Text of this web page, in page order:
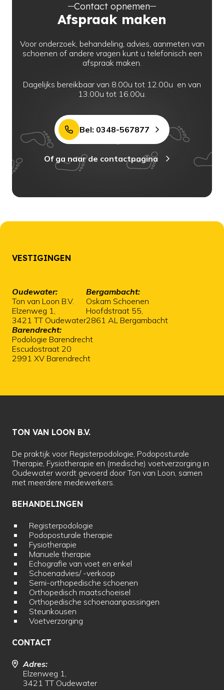
Afspraak maken
Contact opnemen
Voor onderzoek, behandeling, advies, aanmeten van
schoenen of andere vragen kunt u telefonisch een
afspraak maken.
Dagelijks bereikbaar van 8.00u tot 12.00u en van
13.00u tot 16.00u.
Bel: 0348-567877
Of ga naar de contactpagina
VESTIGINGEN
Oudewater:
Ton van Loon B.V.
Elzenweg 1,
3421 TT Oudewater
Bergambacht:
Oskam Schoenen
Hoofdstraat 55,
2861 AL Bergambacht
Barendrecht:
Podologie Barendrecht
Escudostraat 20
2991 XV Barendrecht
TON VAN LOON B.V.
De praktijk voor Registerpodologie, Podoposturale
Therapie, Fysiotherapie en (medische) voetverzorging in
Oudewater wordt gevoerd door Ton van Loon, samen
met meerdere medewerkers.
BEHANDELINGEN
Registerpodologie
Podoposturale therapie
Fysiotherapie
Manuele therapie
Echografie van voet en enkel
Schoenadvies/ -verkoop
Semi-orthopedische schoenen
Orthopedisch maatschoeisel
Orthopedische schoenaanpassingen
Steunkousen
Voetverzorging
CONTACT
Adres:
Elzenweg 1,
3421 TT Oudewater